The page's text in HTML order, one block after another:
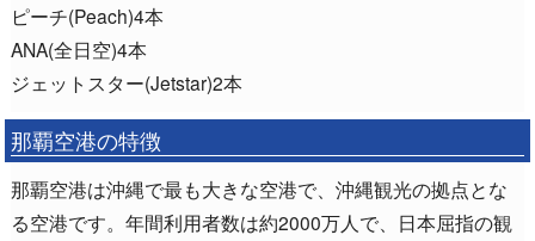
ピーチ(Peach)4本
ANA(全日空)4本
ジェットスター(Jetstar)2本
那覇空港の特徴
那覇空港は沖縄で最も大きな空港で、沖縄観光の拠点とな
る空港です。年間利用者数は約2000万人で、日本屈指の観